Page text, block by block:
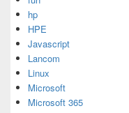
hp
HPE
Javascript
Lancom
Linux
Microsoft
Microsoft 365